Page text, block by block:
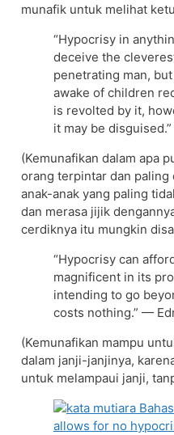
munafik untuk melihat
“Hypocrisy in
deceive the
penetrating man,
awake of children
is revolted by it,
it may be
(Kemunafikan dalam apa
orang terpintar dan
anak-anak yang paling
dan merasa jijik
cerdiknya itu mungkin
“Hypocrisy can
magnificent in its
intending to go
costs nothing.” —
(Kemunafikan mampu
dalam janji-janjinya,
untuk melampaui janji,